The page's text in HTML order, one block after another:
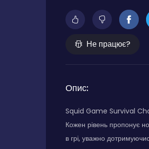
Не працює?
Опис:
Squid Game Survival
Кожен рівень пропонує
в грі, уважно